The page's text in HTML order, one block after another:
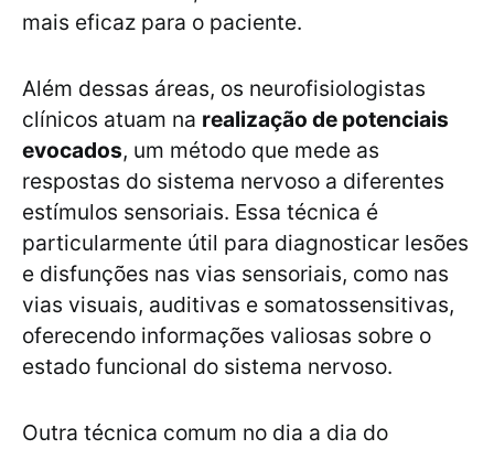
mais eficaz para o paciente.
Além dessas áreas, os neurofisiologistas
clínicos atuam na realização de potenciais
evocados, um método que mede as
respostas do sistema nervoso a diferentes
estímulos sensoriais. Essa técnica é
particularmente útil para diagnosticar lesões
e disfunções nas vias sensoriais, como nas
vias visuais, auditivas e somatossensitivas,
oferecendo informações valiosas sobre o
estado funcional do sistema nervoso.
Outra técnica comum no dia a dia do